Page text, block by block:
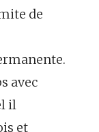
de
avec
il
et